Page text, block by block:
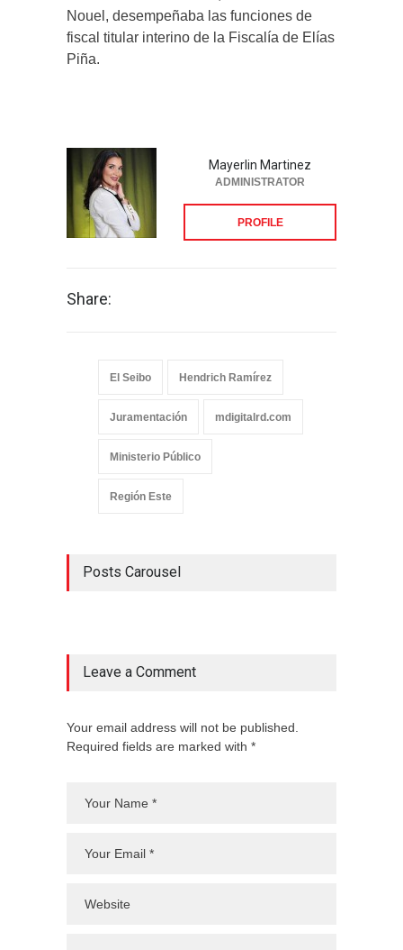
Nouel, desempeñaba las funciones de
fiscal titular interino de la Fiscalía de Elías
Piña.
Mayerlin Martinez
ADMINISTRATOR
PROFILE
Share:
El Seibo Hendrich Ramírez
Juramentación mdigitalrd.com
Ministerio Público
Región Este
Posts Carousel
Leave a Comment
Your email address will not be published.
Required fields are marked with *